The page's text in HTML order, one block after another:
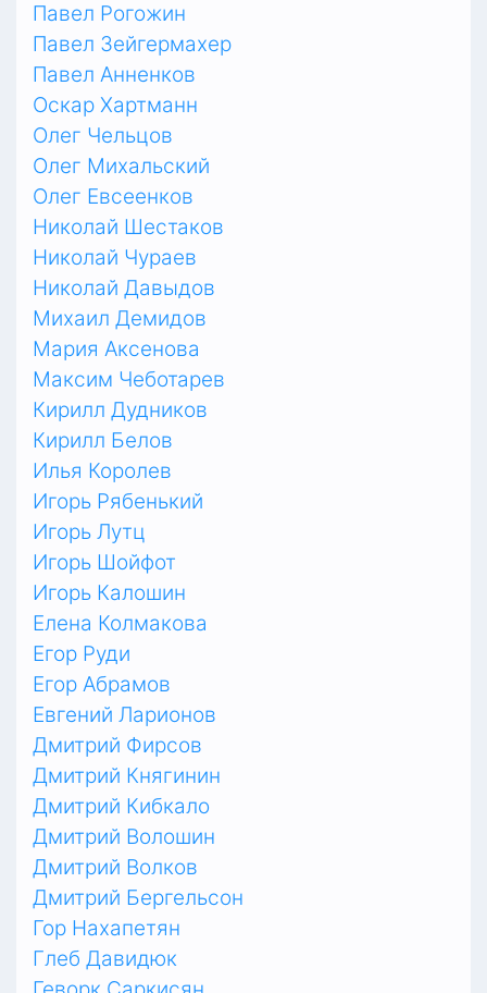
Павел Рогожин
Павел Зейгермахер
Павел Анненков
Оскар Хартманн
Олег Чельцов
Олег Михальский
Олег Евсеенков
Николай Шестаков
Николай Чураев
Николай Давыдов
Михаил Демидов
Мария Аксенова
Максим Чеботарев
Кирилл Дудников
Кирилл Белов
Илья Королев
Игорь Рябенький
Игорь Лутц
Игорь Шойфот
Игорь Калошин
Елена Колмакова
Егор Руди
Егор Абрамов
Евгений Ларионов
Дмитрий Фирсов
Дмитрий Княгинин
Дмитрий Кибкало
Дмитрий Волошин
Дмитрий Волков
Дмитрий Бергельсон
Гор Нахапетян
Глеб Давидюк